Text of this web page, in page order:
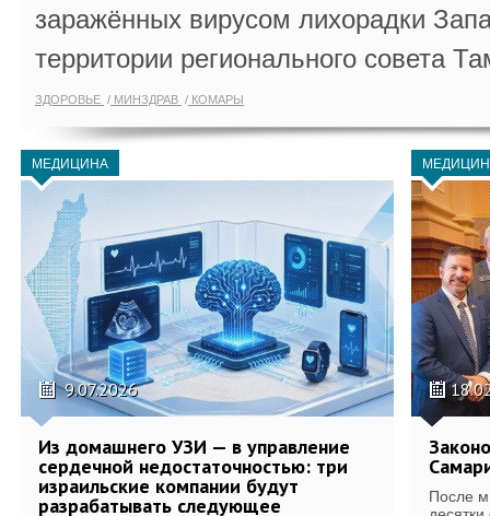
заражённых вирусом лихорадки
территории регионального совета
ЗДОРОВЬЕ МИНЗДРАВ КОМАРЫ
МЕДИЦИНА
9.07.2026
Из домашнего УЗИ — в управление
сердечной недостаточностью: три
израильские компании будут
разрабатывать следующее
После